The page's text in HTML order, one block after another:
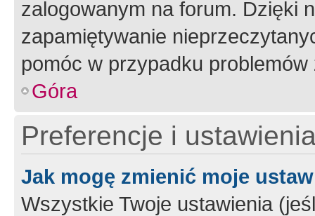
zalogowanym na forum. Dzięki
zapamiętywanie
pomóc w przypadku
Góra
Preferencje i
Jak mogę zmienić moje
Wszystkie Twoje ustawienia